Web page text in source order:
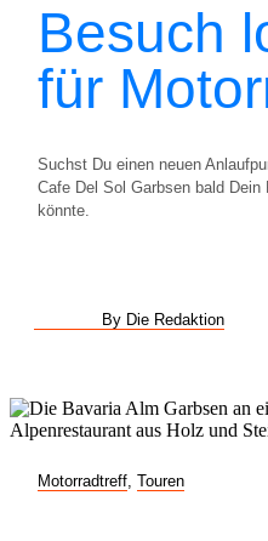
Besuch
für
Suchst Du einen neuen
Cafe Del Sol Garbsen bald
könnte.
By Die Redaktion
Motorradtreff Touren